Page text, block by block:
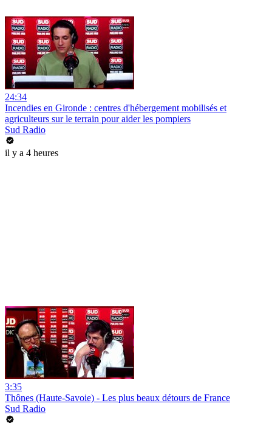
24:34
Incendies en Gironde : centres d'hébergement mobilisés et
agriculteurs sur le terrain pour aider les pompiers
Sud Radio
il y a 4 heures
3:35
Thônes (Haute-Savoie) - Les plus beaux détours de France
Sud Radio